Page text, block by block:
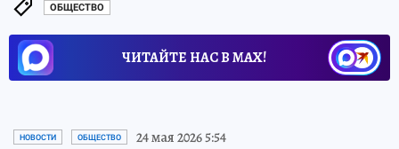
ОБЩЕСТВО
ЧИТАЙТЕ НАС В МАХ!
НОВОСТИ ОБЩЕСТВО 24 мая 2026 5:54